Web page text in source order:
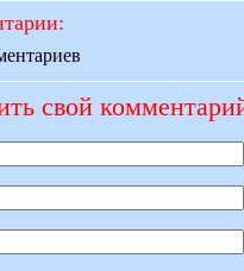
свой